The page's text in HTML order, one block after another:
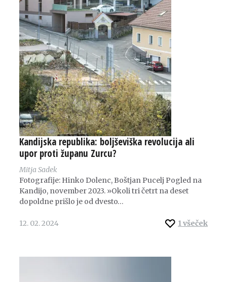
Kandijska republika: boljševiška revolucija ali
upor proti županu Zurcu?
Mitja Sadek
Fotografije: Hinko Dolenc, Boštjan Pucelj Pogled na
Kandijo, november 2023. »Okoli tri četrt na deset
dopoldne prišlo je od dvesto…
1všeček
12. 02. 2024